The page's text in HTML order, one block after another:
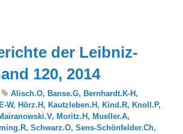
der Leibniz-
120, 2014
Alisch.O, Banse.G, Bernhardt.K-H ,
W, Hörz.H , Kautzleben.H , Kind.R, Knoll.P,
, Moritz.H , Mueller.A,
,Schwarz.O,Sens-Schönfelder.Ch,